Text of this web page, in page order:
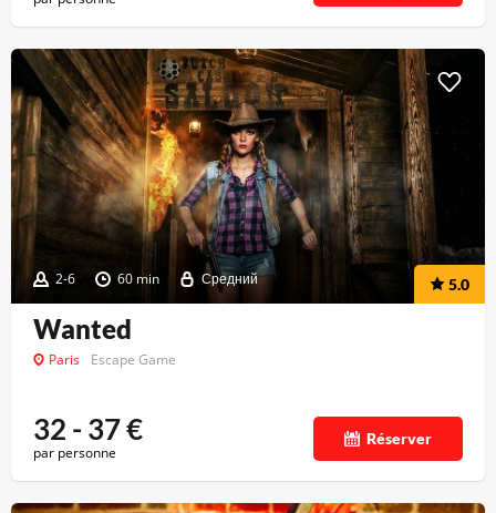
2-6 60 min Средний 5.0
Wanted
Paris Escape Game
32 - 37€
par personne
Réserver